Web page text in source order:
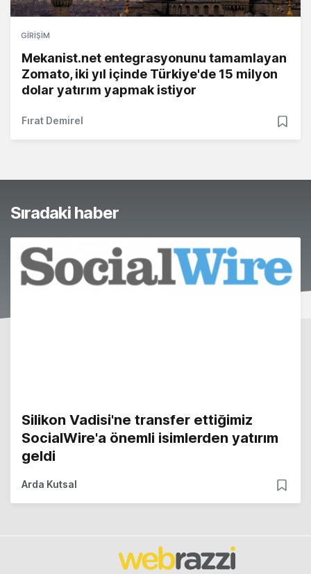
GIRIŞIM
Mekanist.net entegrasyonunu tamamlayan
Zomato, iki yıl içinde Türkiye'de 15 milyon
dolar yatırım yapmak istiyor
Fırat Demirel
Sıradaki haber
Silikon Vadisi'ne transfer ettiğimiz
SocialWire'a önemli isimlerden yatırım
geldi
Arda Kutsal